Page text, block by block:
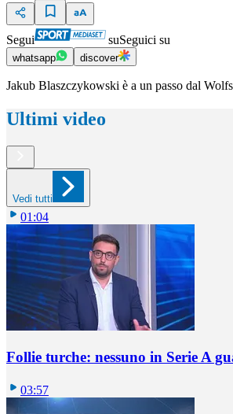
Segui suSeguici su
whatsapp discover
Jakub Blaszczykowski è a un passo dal
Ultimi video
Vedi tutti
01:04
Follie turche: nessuno in Serie A
03:57